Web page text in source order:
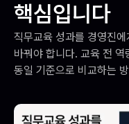
핵심입니다
직무교육 성과를 경영진
바꿔야 합니다. 교육 전
동일 기준으로 비교하는